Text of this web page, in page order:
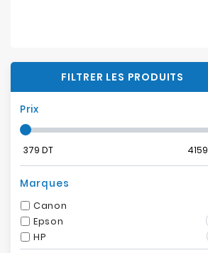
FILTRER LES PRODUITS
Prix
379 DT 4159
Marques
Canon
Epson
HP